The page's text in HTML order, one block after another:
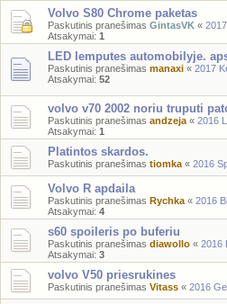
Volvo S80 Chrome paketas
Paskutinis pranešimas GintasVK «
Atsakymai: 1
LED lemputes automobilyje.
Paskutinis pranešimas manaxi « 2017
Atsakymai: 52
volvo v70 2002 noriu truputi
Paskutinis pranešimas andzeja « 2016
Atsakymai: 1
Platintos skardos.
Paskutinis pranešimas tiomka « 2016
Volvo R apdaila
Paskutinis pranešimas Rychka « 2016
Atsakymai: 4
s60 spoileris po buferiu
Paskutinis pranešimas diawollo « 2016
Atsakymai: 3
volvo V50 priesrukines
Paskutinis pranešimas Vitass « 2016